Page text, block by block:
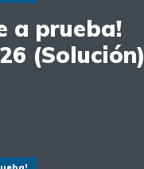
a prueba!
(Solución)